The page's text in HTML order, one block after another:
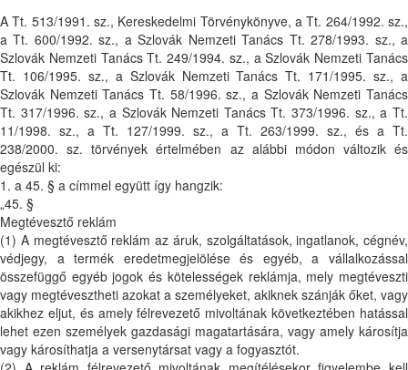
A Tt. 513/1991. sz., Kereskedelmi Törvénykönyve, a Tt. 264/1992. sz.,
a Tt. 600/1992. sz., a Szlovák Nemzeti Tanács Tt. 278/1993. sz., a
Szlovák Nemzeti Tanács Tt. 249/1994. sz., a Szlovák Nemzeti Tanács
Tt. 106/1995. sz., a Szlovák Nemzeti Tanács Tt. 171/1995. sz., a
Szlovák Nemzeti Tanács Tt. 58/1996. sz., a Szlovák Nemzeti Tanács
Tt. 317/1996. sz., a Szlovák Nemzeti Tanács Tt. 373/1996. sz., a Tt.
11/1998. sz., a Tt. 127/1999. sz., a Tt. 263/1999. sz., és a Tt.
238/2000. sz. törvények értelmében az alábbi módon változik és
egészül ki:
1. a 45. § a címmel együtt így hangzik:
„45. §
Megtévesztő reklám
(1) A megtévesztő reklám az áruk, szolgáltatások, ingatlanok, cégnév,
védjegy, a termék eredetmegjelölése és egyéb, a vállalkozással
összefüggő egyéb jogok és kötelességek reklámja, mely megtéveszti
vagy megtévesztheti azokat a személyeket, akiknek szánják őket, vagy
akikhez eljut, és amely félrevezető mivoltának következtében hatással
lehet ezen személyek gazdasági magatartására, vagy amely károsítja
vagy károsíthatja a versenytársat vagy a fogyasztót.